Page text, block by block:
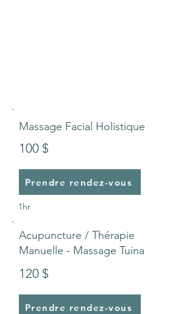
Massage Facial Holistique
100 $
Prendre rendez-vous
1hr
Acupuncture / Thérapie
Manuelle - Massage Tuina
120 $
Prendre rendez-vous